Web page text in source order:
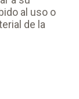
al uso o
de la